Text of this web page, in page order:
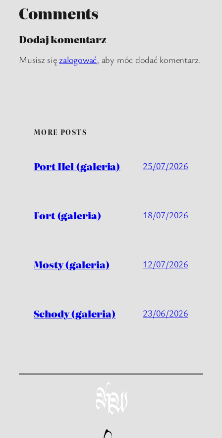
Comments
Dodaj komentarz
Musisz sięzalogować, aby móc dodać komentarz.
MORE POSTS
Port Hel (galeria) 25/07/2026
Fort (galeria) 18/07/2026
Mosty (galeria) 12/07/2026
Schody (galeria) 23/06/2026